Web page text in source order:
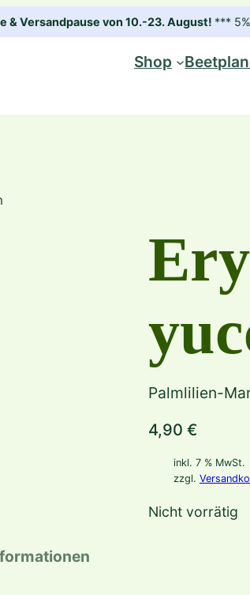
& Versandpause von 10.-23. August! ***
Shop
Palmlilien-
4,90 €
inkl. 7 % MwSt.
zzgl.
Nicht vorrätig